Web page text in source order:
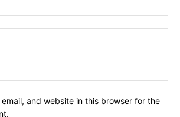
email, and website in this browser for the